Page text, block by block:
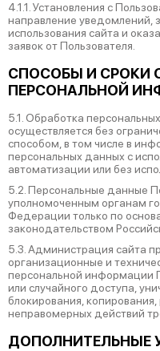
4.1.1. Установления с
направление уведомлений,
использования сайта и
заявок от Пользователя.
СПОСОБЫ И СРОКИ
ПЕРСОНАЛЬНОЙ
5.1. Обработка
осуществляется без
способом, в том числе в
персональных данных с
автоматизации или без
5.2. Персональные данные
уполномоченным органам
Федерации только по
законодательством
5.3. Администрация сайта
организационные и
персональной информации
или случайного доступа,
блокирования,
неправомерных действий
ДОПОЛНИТЕЛЬНЫЕ